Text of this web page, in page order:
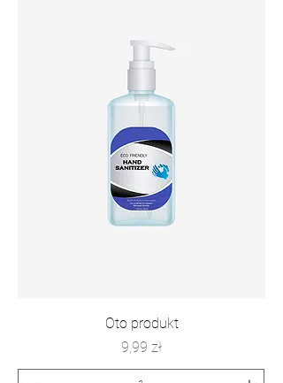
Oto produkt
Cena
9,99 zł